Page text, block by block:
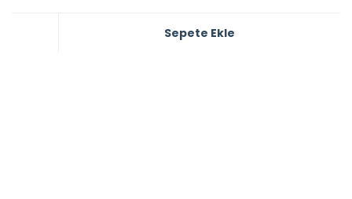
Sepete Ekle